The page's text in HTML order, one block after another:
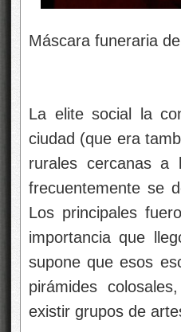
Máscara funeraria
La elite social la
ciudad (que era
rurales cercanas
frecuentemente se
Los principales
importancia que
supone que esos
pirámides
existir grupos de